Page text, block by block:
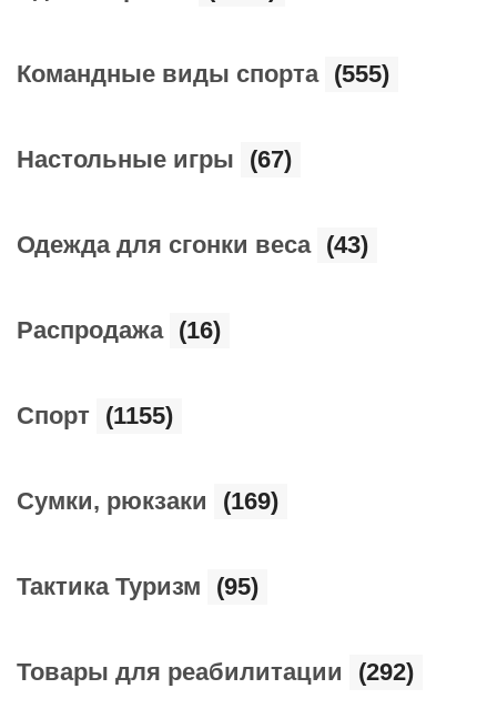
Командные виды спорта (555)
Настольные игры (67)
Одежда для сгонки веса (43)
Распродажа (16)
Спорт (1155)
Сумки, рюкзаки (169)
Тактика Туризм (95)
Товары для реабилитации (292)